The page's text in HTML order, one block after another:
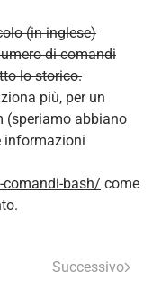
(in inglese)
di comandi
lo storico.
più, per un
(speriamo abbiano
informazioni
bash/ come
Successivo